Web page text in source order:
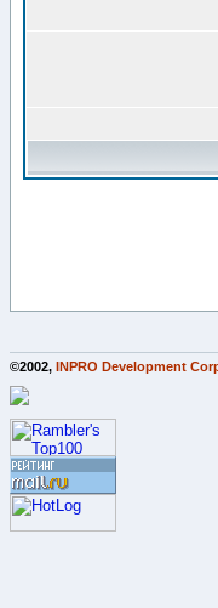
©2002, INPRO Development